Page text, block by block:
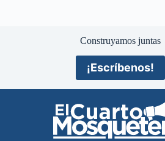
Construyamos juntas
¡Escríbenos!